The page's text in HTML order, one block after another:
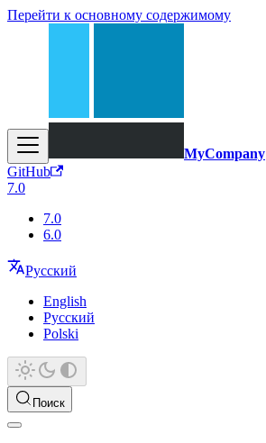
Перейти к основному содержимому
MyCompany
GitHub
7.0
7.0
6.0
Русский
English
Русский
Polski
Поиск